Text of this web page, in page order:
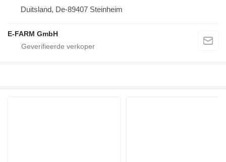
Duitsland, De-89407 Steinheim
E-FARM GmbH